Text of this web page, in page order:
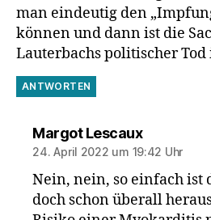
man eindeutig den
können und dann ist die
Lauterbachs politischer
ANTWORTEN
Margot Lescauxsagt:
24. April 2022 um 19:42 Uhr
Nein, nein, so einfach ist
doch schon überall